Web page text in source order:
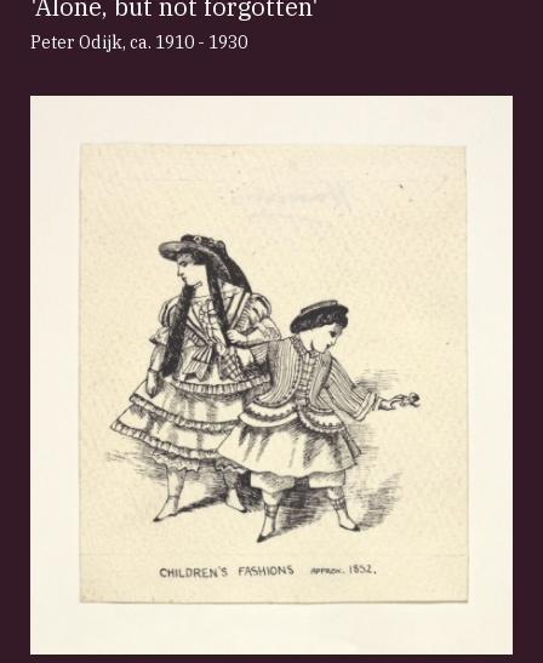
'Alone, but not forgotten'
Peter Odijk, ca. 1910 - 1930